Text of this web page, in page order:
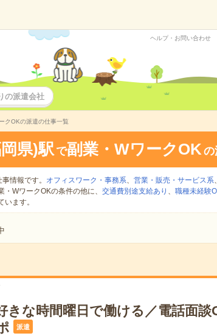
ヘルプ・お問い合わせ
の派遣会社
クOKの派遣の仕事一覧
県)駅 で副業・WワークOKの
情報です。 オフィスワーク・事務系、 営業・販売・サービス系、
WワークOKの条件の他に、 交通費別途支給あり 、 職種未経験
ます。
きな時間曜日で働ける／電話面談
派遣